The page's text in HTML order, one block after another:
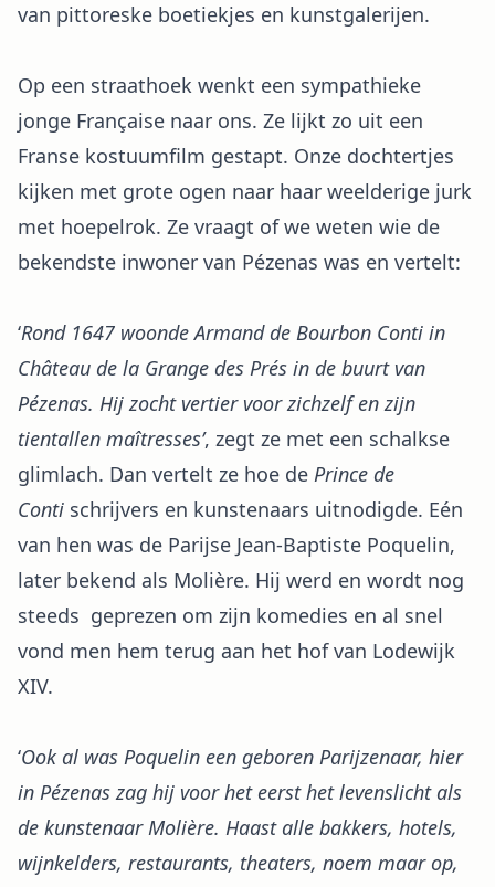
van pittoreske boetiekjes en kunstgalerijen.
Op een straathoek wenkt een sympathieke
jonge Française naar ons. Ze lijkt zo uit een
Franse kostuumfilm gestapt. Onze dochtertjes
kijken met grote ogen naar haar weelderige jurk
met hoepelrok. Ze vraagt of we weten wie de
bekendste inwoner van Pézenas was en vertelt:
‘Rond 1647 woonde Armand de Bourbon Conti in
Château de la Grange des Prés in de buurt van
Pézenas. Hij zocht vertier voor zichzelf en zijn
tientallen maîtresses’, zegt ze met een schalkse
glimlach. Dan vertelt ze hoe de Prince de
Conti schrijvers en kunstenaars uitnodigde. Eén
van hen was de Parijse Jean-Baptiste Poquelin,
later bekend als Molière. Hij werd en wordt nog
steeds geprezen om zijn komedies en al snel
vond men hem terug aan het hof van Lodewijk
XIV.
‘Ook al was Poquelin een geboren Parijzenaar, hier
in Pézenas zag hij voor het eerst het levenslicht als
de kunstenaar Molière. Haast alle bakkers, hotels,
wijnkelders, restaurants, theaters, noem maar op,